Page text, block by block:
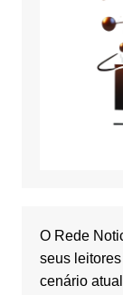
O Rede
seus
cenário